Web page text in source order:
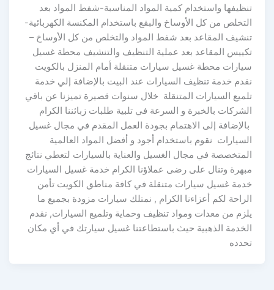
تنظيفها واستخدام كمية المواد المناسبة-شفط المواد بعد
التخلص من كل الأوساخ والبقع باستخدام المكنسة الكهربائية-
تنشيف المقاعد بعد شفط المواد والتخلص من كل الأوساخ –
تكييس المقاعد بعد عملية التنظيف والتنشيف محطة غسيل
سيارات محطة غسيل سيارات متنقلة أمام المنزل بالكويت
نقدم خدمة تنظيف السيارات عند البيت بالإضافة إلي خدمة
تلميع السيارات المتنقلة خلال سنوات قصيرة تميزنا عن باقي
الشركات بالخبرة و السرعة في تلبية طلبات زبائننا الكرام
بالإضافة إلى الاهتمام بجودة العمل المقدم في مجال غسيل
السيارات نقوم باستخدام أجود و أفضل المواد العالمية
المتخصصة في مجال الغسيل والعناية بالسيارات لتعطي نتائج
مبهرة وتنال على رضى عملاؤنا الكرام خدمة غسيل السيارات
خدمة غسيل سيارات متنقلة في كافة مناطق الكويت تأمن
الراحة لكم أعزاءنا الكرام , نمتلك سيارات مزودة بجميع ما
يلزم من معدات ومواد تنظيف وحماية وتلميع السيارات, نقدم
الخدمة الذهبية حيث باستطاعتنا غسيل سيارتك في أي مكان
تحدده